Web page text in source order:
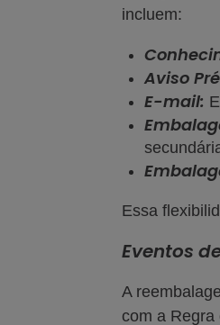
incluem:
Aviso
E-mail:
Essa
Eventos
A
com a